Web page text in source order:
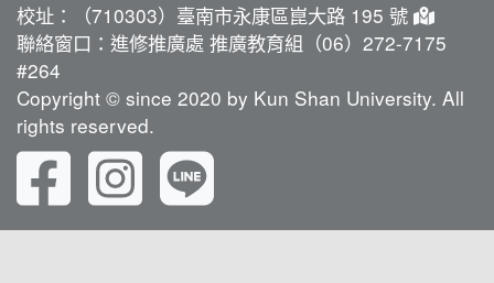
校址：（710303）臺南市永康區崑大路 195 號
聯絡窗口：進修推廣處 推廣教育組（06）272-7175
#264
Copyright © since 2020 by Kun Shan University. All
rights reserved.